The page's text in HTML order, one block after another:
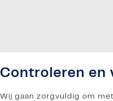
Controleren en
Wij gaan zorgvuldig om